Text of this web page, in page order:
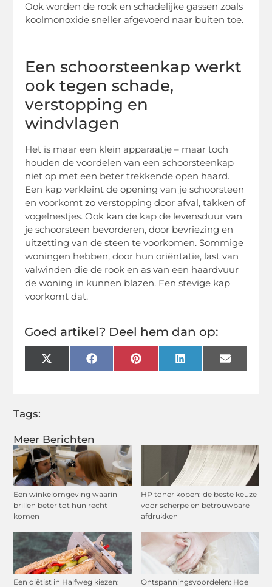
Meer Berichten
Een winkelomgeving waarin
brillen beter tot hun recht
komen
HP toner kopen: de beste keuze
voor scherpe en betrouwbare
afdrukken
Een diëtist in Halfweg kiezen:
Ontspanningsvoordelen: Hoe
Ook worden de rook en schadelijke gassen zoals
koolmonoxide sneller afgevoerd naar buiten toe.
Een schoorsteenkap werkt
ook tegen schade,
verstopping en
windvlagen
Het is maar een klein apparaatje – maar toch
houden de voordelen van een schoorsteenkap
niet op met een beter trekkende open haard.
Een kap verkleint de opening van je schoorsteen
en voorkomt zo verstopping door afval, takken of
vogelnestjes. Ook kan de kap de levensduur van
je schoorsteen bevorderen, door bevriezing en
uitzetting van de steen te voorkomen. Sommige
woningen hebben, door hun oriëntatie, last van
valwinden die de rook en as van een haardvuur
de woning in kunnen blazen. Een stevige kap
voorkomt dat.
Goed artikel? Deel hem dan op:
X
(Twitter)
FacebookPinterestLinkedInEmail
Tags: